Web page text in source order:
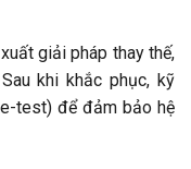
giải pháp thay thế,
khi khắc phục, kỹ
test) để đảm bảo hệ